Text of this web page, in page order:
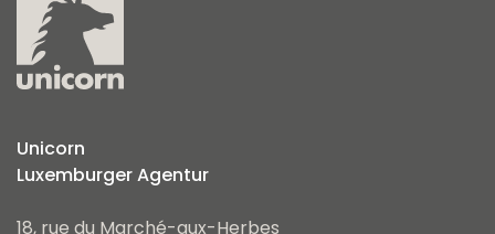
Unicorn
Luxemburger Agentur
18, rue du Marché-aux-Herbes